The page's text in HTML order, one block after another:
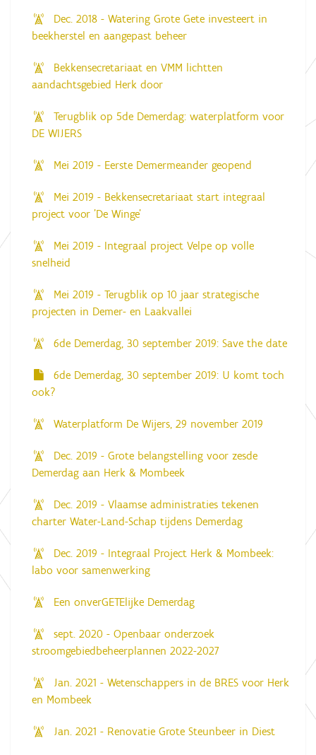
a
b
d
n
Dec. 2018 - Watering Grote Gete investeert in
beekherstel en aangepast beheer
Bekkensecretariaat en VMM lichtten
aandachtsgebied Herk door
Terugblik op 5de Demerdag: waterplatform voor
DE WIJERS
Mei 2019 - Eerste Demermeander geopend
Mei 2019 - Bekkensecretariaat start integraal
project voor 'De Winge'
Mei 2019 - Integraal project Velpe op volle
snelheid
Mei 2019 - Terugblik op 10 jaar strategische
projecten in Demer- en Laakvallei
6de Demerdag, 30 september 2019: Save the date
6de Demerdag, 30 september 2019: U komt toch
ook?
Waterplatform De Wijers, 29 november 2019
Dec. 2019 - Grote belangstelling voor zesde
Demerdag aan Herk & Mombeek
Dec. 2019 - Vlaamse administraties tekenen
charter Water-Land-Schap tijdens Demerdag
Dec. 2019 - Integraal Project Herk & Mombeek:
labo voor samenwerking
Een onverGETElijke Demerdag
sept. 2020 - Openbaar onderzoek
stroomgebiedbeheerplannen 2022-2027
Jan. 2021 - Wetenschappers in de BRES voor Herk
en Mombeek
Jan. 2021 - Renovatie Grote Steunbeer in Diest